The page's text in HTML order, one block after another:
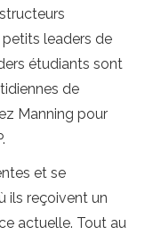
leaders de
étudiants sont
de
Manning pour
et se
ils reçoivent un
actuelle. Tout au